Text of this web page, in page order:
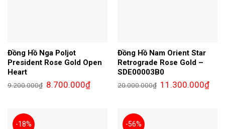
Đồng Hồ Nga Poljot
President Rose Gold Open
Heart
9.200.000₫ Giá
gốc
8.700.000₫Giá
hiện
Đồng Hồ Nam Orient Star
Retrograde Rose Gold –
SDE00003B0
20.000.000₫ Giá
gốc
11.300.000₫Giá
hiện
-18%
-56%